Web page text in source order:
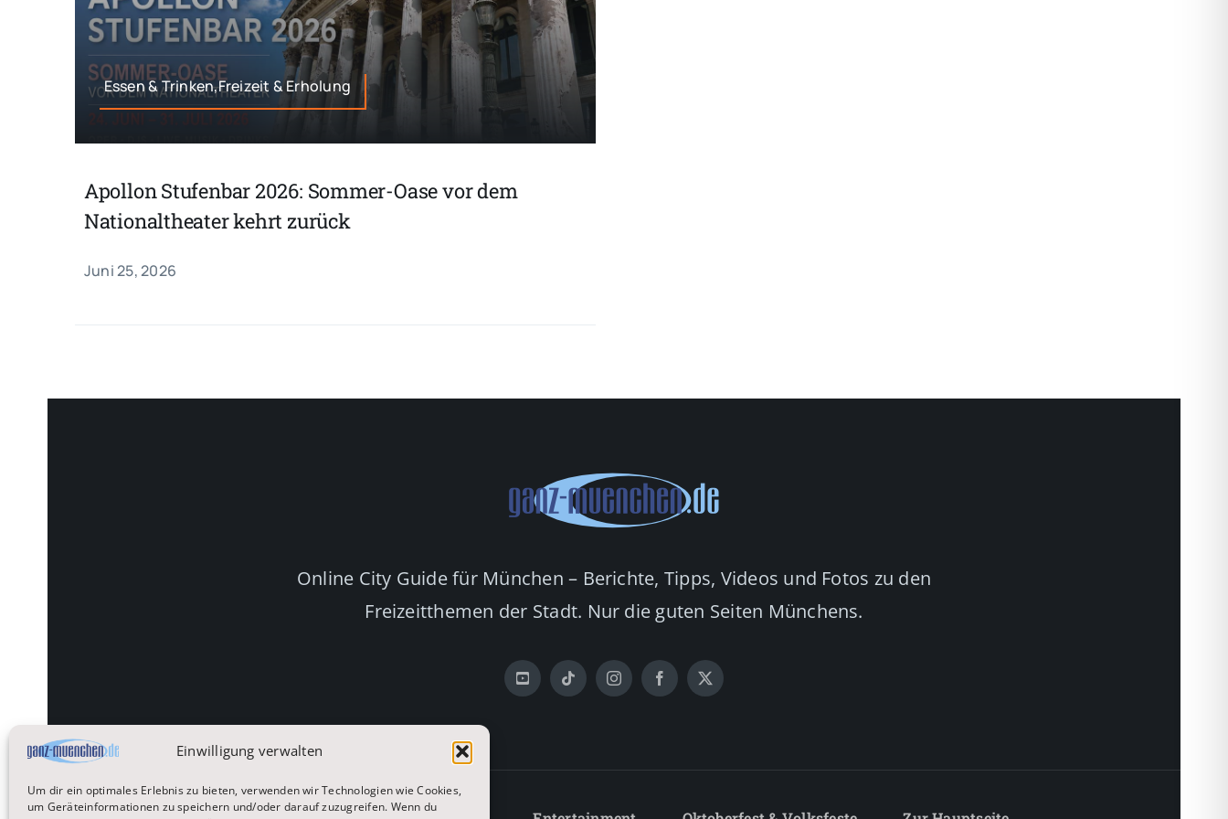
Einwilligung verwalten
Um dir ein optimales Erlebnis zu bieten, verwenden wir Technologien wie Cookies,
um Geräteinformationen zu speichern und/oder darauf zuzugreifen. Wenn du
Essen & Trinken,Freizeit & Erholung
Apollon Stufenbar 2026: Sommer-Oase vor dem
Nationaltheater kehrt zurück
Juni 25, 2026
Online City Guide für München – Berichte, Tipps, Videos und Fotos zu den
Freizeitthemen der Stadt. Nur die guten Seiten Münchens.